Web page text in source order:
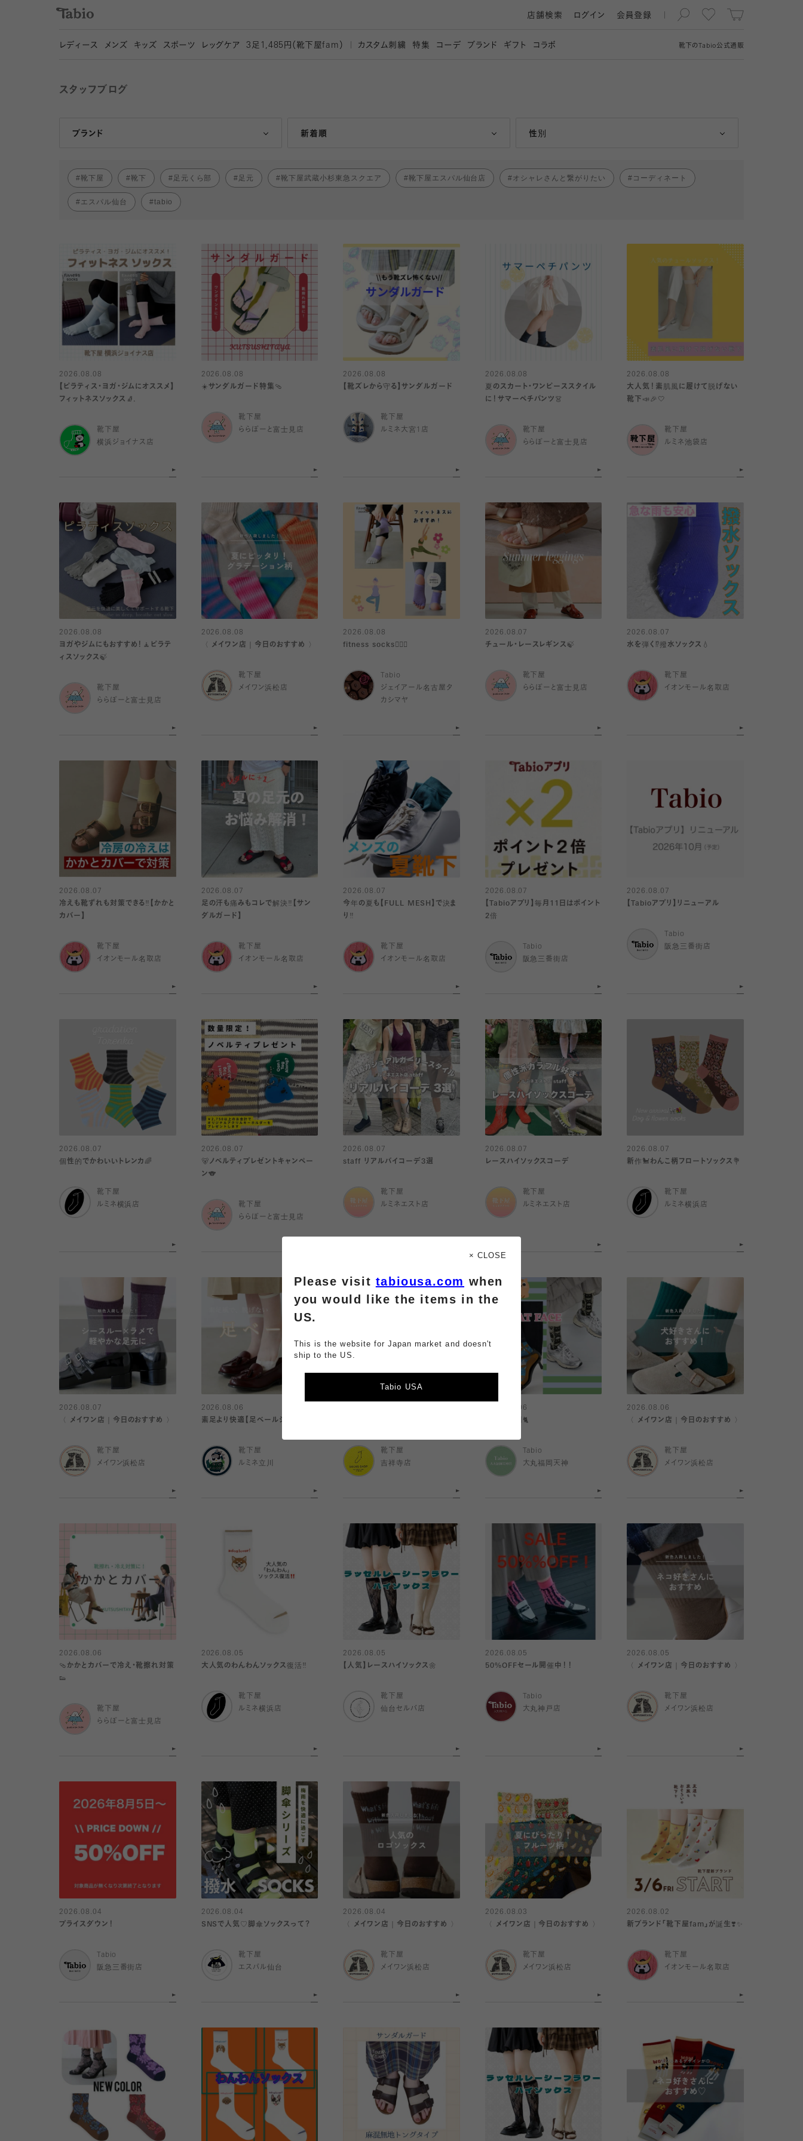
靴下の Tabio公式通販
店舗検索 ログイン 会員登録
レディース メンズ キッズ スポーツ レッグケア 3 足1,485円（靴下屋fam） カスタム刺繍 特集 コーデ ブランド ギフト コラボ
スタッフブログ
ブランド
Tabio 新着順
人気ランキング順 性別
女性
靴下屋 靴下 足元くら部 足元 靴下屋武蔵小杉東急スクエア 靴下屋エスパル仙台店 オシャレさんと繋がりたい コーディネート
エスパル仙台 tabio
2026.08.08
【ピラティス・ヨガ・ジムにオススメ】
フィットネスソックス🧦.
靴下屋
横浜ジョイナス店
2026.08.08
☀️サンダルガード特集🩴
靴下屋
ららぽーと富士見店
2026.08.08
【靴ズレから守る】サンダルガード
靴下屋
ルミネ大宮1店
2026.08.08
夏のスカート・ワンピーススタイル
に！サマーペチパンツ👗
靴下屋
ららぽーと富士見店
2026.08.08
大人気！素肌風に履けて脱げない
靴下📣🎉🤍
靴下屋
ルミネ池袋店
2026.08.08
ヨガやジムにもおすすめ！🧘ピラテ
ィスソックス🍃
靴下屋
ららぽーと富士見店
2026.08.08
〈 メイワン店｜今日のおすすめ 〉
靴下屋
メイワン浜松店
2026.08.08
fitness socks🧘🏻‍♀️
Tabio
ジェイアール名古屋タ
カシマヤ
2026.08.07
チュール・レースレギンス🍃
靴下屋
ららぽーと富士見店
2026.08.07
水を弾く⁉️撥水ソックス💧
靴下屋
イオンモール名取店
2026.08.07
冷えも靴ずれも対策できる‼️【かかと
カバー】
靴下屋
イオンモール名取店
2026.08.07
足の汗も痛みもコレで解決‼️【サン
ダルガード】
靴下屋
イオンモール名取店
2026.08.07
今年の夏も【FULL MESH】で決ま
り️‼️
靴下屋
イオンモール名取店
2026.08.07
【Tabioアプリ】毎月11日はポイント
2倍
Tabio
阪急三番街店
2026.08.07
【Tabioアプリ】リニューアル
Tabio
阪急三番街店
2026.08.07
個性的でかわいいトレンカ🌈
靴下屋
ルミネ横浜店
2026.08.07
🐻ノベルティプレゼントキャンペー
ン🐨
靴下屋
ららぽーと富士見店
2026.08.07
staff リアルバイコーデ3選
靴下屋
ルミネエスト店
2026.08.07
レースハイソックスコーデ
靴下屋
ルミネエスト店
2026.08.07
新作🐩わんこ柄フロートソックス💐
靴下屋
ルミネ横浜店
2026.08.07
〈 メイワン店｜今日のおすすめ 〉
靴下屋
メイワン浜松店
2026.08.06
素足より快適【足ベールシリーズ】
靴下屋
ルミネ立川
靴下屋
吉祥寺店
2026.08.06
世界猫の日🐈
Tabio
大丸福岡天神
2026.08.06
〈 メイワン店｜今日のおすすめ 〉
靴下屋
メイワン浜松店
2026.08.06
🩴かかとカバーで冷え・靴擦れ対策
👟
靴下屋
ららぽーと富士見店
2026.08.05
大人気のわんわんソックス復活‼️
靴下屋
ルミネ横浜店
2026.08.05
【人気】レースハイソックス🌼
靴下屋
仙台セルバ店
2026.08.05
50%OFFセール開催中！！
Tabio
大丸神戸店
2026.08.05
〈 メイワン店｜今日のおすすめ 〉
靴下屋
メイワン浜松店
2026.08.04
プライスダウン！
Tabio
阪急三番街店
2026.08.04
SNSで人気♡脚傘ソックスって？
靴下屋
エスパル仙台
2026.08.04
〈 メイワン店｜今日のおすすめ 〉
靴下屋
メイワン浜松店
2026.08.03
〈 メイワン店｜今日のおすすめ 〉
靴下屋
メイワン浜松店
2026.08.02
新ブランド「靴下屋fam」が誕生❣️✨
靴下屋
イオンモール名取店
× CLOSE
Please visit tabiousa.com when
you would like the items in the
US.
This is the website for Japan market and doesn't
ship to the US.
Tabio USA